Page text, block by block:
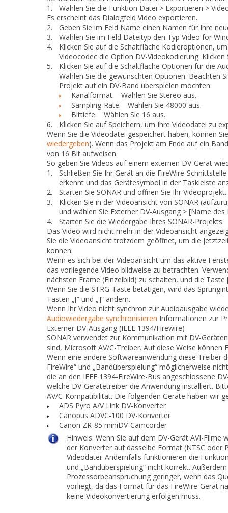
1.
Wählen Sie die Funktion Datei > Exportieren >
Es erscheint das Dialogfeld Video exportieren.
2.
Geben Sie im Feld Name einen Namen für Ihre
3.
Wählen Sie im Feld Dateityp den Typ Video for
4.
Klicken Sie auf die Schaltfläche Kodieroptionen,
Videocodec die Option DV-Videokodierung.
5.
Klicken Sie auf die Schaltfläche Optionen für die
Wählen Sie die gewünschten Optionen. Beachten
Projekt auf ein DV-Band überspielen möchten:
Kanalformat. Wählen Sie Stereo aus.
Sampling-Rate. Wählen Sie 48000 aus.
Bittiefe. Wählen Sie 16 aus.
6.
Klicken Sie aufSpeichern, um Ihre Videodatei zu
Wenn Sie die Videodatei gespeichert haben, können
wiedergeben). Wenn das Projekt am Ende auf ein
von 16 Bit aufweisen.
So geben Sie Videos auf einem externen DV-Gerät
1.
Schließen Sie Ihr Gerät an die FireWire-
erkennt und das Gerätesymbol in der Taskleiste
2.
Starten Sie SONAR und öffnen Sie Ihr Videoprojekt.
3.
Klicken Sie in der Videoansicht von SONAR
und wählen Sie Externer DV-Ausgang > [Name des
4.
Starten Sie die Wiedergabe Ihres SONAR-Projekts.
Das Video wird nicht mehr in der Videoansicht
Sie die Videoansicht trotzdem geöffnet, um die
können.
Wenn es sich bei der Videoansicht um das aktive
das vorliegende Video bildweise zu betrachten.
nächsten Frame (Einzelbild) zu schalten, und die
Wenn Sie die STRG-Taste betätigen, wird das
Tasten „[“ und „]“ ändern.
Wenn Ihr Video nicht synchron zur Audioausgabe
Audiowiedergabe synchronisieren Informationen zur
Externer DV-Ausgang (IEEE 1394/Firewire)
SONAR verwendet zur Kommunikation mit DV-
sind, Microsoft AV/C-Treiber. Auf diese Weise
Wenn eine andere Softwareanwendung diese Treiber
FireWire“ und „Bandüberspielung“ möglicherweise
die an den IEEE 1394-FireWire-Bus angeschlossene
welche DV-Gerätetreiber die Anwendung installiert.
AV/C-Kompatibilität. Die folgenden Geräte haben wir
ADS Pyro A/V Link DV-Konverter
Canopus ADVC-100 DV-Konverter
Canon ZR-85 miniDV-Camcorder
Hinweis:Wenn Sie auf dem DV-Gerät AVI-Filme
der Konverter auf dasselbe Format (NTSC oder
Videodatei. Andernfalls funktionieren die
und „Bandüberspielung“ nicht korrekt.
Prozessorbeanspruchung geringer, wenn das
vorliegt, da das Format für das FireWire-Gerät
keine Videokonvertierung erfolgen muss.